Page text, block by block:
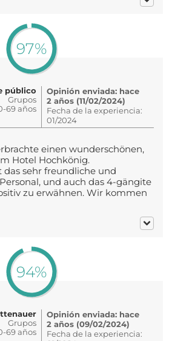
97%
público
Grupos
69 años
Opinión enviada: hace
2 años (11/02/2024)
Fecha de la experiencia:
01/2024
einen wunderschönen,
Hotel Hochkönig.
das sehr freundliche und
und auch das 4-gängite
zu erwähnen. Wir kommen
94%
Grupos
69 años
Opinión enviada: hace
2 años (09/02/2024)
Fecha de la experiencia: